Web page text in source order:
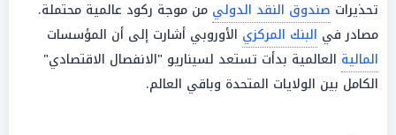
تحذيرات صندوق النقد الدولي من موجة ركود عالمية محتملة.
مصادر في البنك المركزي الأوروبي أشارت إلى أن المؤسسات
المالية العالمية بدأت تستعد لسيناريو "الانفصال الاقتصادي"
الكامل بين الولايات المتحدة وباقي العالم.